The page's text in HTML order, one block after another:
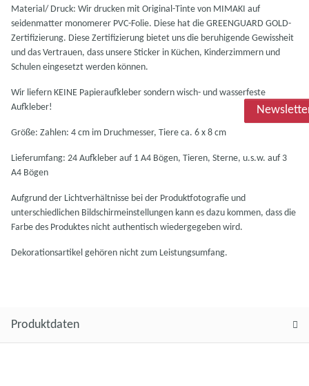
Material/ Druck: Wir drucken mit Original-Tinte von MIMAKI auf
seidenmatter monomerer PVC-Folie. Diese hat die GREENGUARD GOLD-
Zertifizierung. Diese Zertifizierung bietet uns die beruhigende Gewissheit
und das Vertrauen, dass unsere Sticker in Küchen, Kinderzimmern und
Schulen eingesetzt werden können.
Wir liefern KEINE Papieraufkleber sondern wisch- und wasserfeste
Aufkleber!
Größe: Zahlen: 4 cm im Druchmesser, Tiere ca. 6 x 8 cm
Lieferumfang: 24 Aufkleber auf 1 A4 Bögen, Tieren, Sterne, u.s.w. auf 3
A4 Bögen
Aufgrund der Lichtverhältnisse bei der Produktfotografie und
unterschiedlichen Bildschirmeinstellungen kann es dazu kommen, dass die
Farbe des Produktes nicht authentisch wiedergegeben wird.
Dekorationsartikel gehören nicht zum Leistungsumfang.
Produktdaten